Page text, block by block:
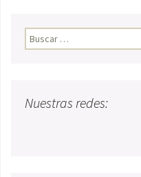
Buscar:
Nuestras redes: